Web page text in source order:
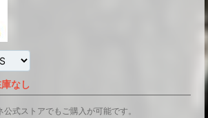
なし
公式ストアでもご購入が可能です。